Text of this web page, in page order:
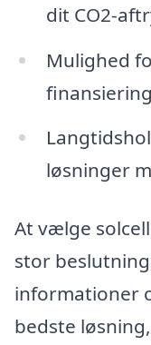
dit CO2-
Mulighed
løsninger
At vælge
stor
informationer
bedste